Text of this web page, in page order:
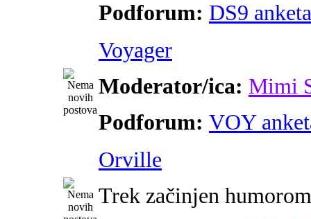
Podforum: DS9 anketa
Voyager
Moderator/ica: Mimi
Podforum: VOY
Orville
Trek začinjen humorom